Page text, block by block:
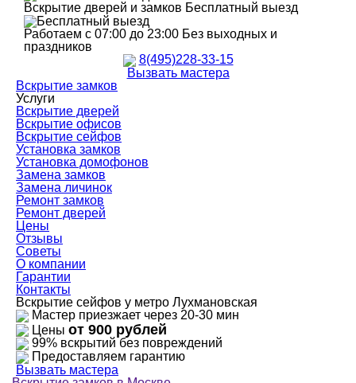
Вскрытие дверей и замков Бесплатный выезд
Работаем с 07:00 до 23:00 Без выходных и
праздников
8(495)228-33-15
Вызвать мастера
Вскрытие замков
Услуги
Вскрытие дверей
Вскрытие офисов
Вскрытие сейфов
Установка замков
Установка домофонов
Замена замков
Замена личинок
Ремонт замков
Ремонт дверей
Цены
Отзывы
Советы
О компании
Гарантии
Контакты
Вскрытие сейфов у метро Лухмановская
Мастер приезжает через 20-30 мин
Цены от 900 рублей
99% вскрытий без повреждений
Предоставляем гарантию
Вызвать мастера